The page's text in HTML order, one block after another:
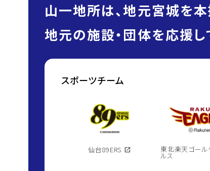
山一地所は、地元宮城を
地元の施設・団体を応援し
スポーツチーム
仙台89ERS open_in_new 東北楽天ゴール
ルス